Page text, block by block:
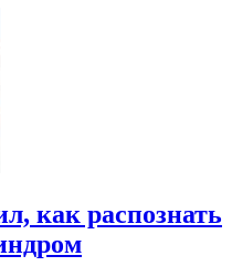
как распознать